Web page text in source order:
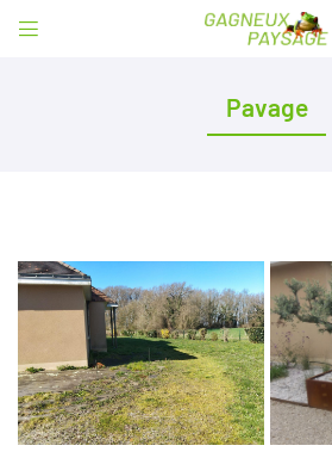

 Adresse email de réception
En cochant cette case, vous consentez à recevoir nos
l'adresse email indiqué ci-dessus. Vous pouvez vous
utilisantle formulaire de désinscription.
Pavage